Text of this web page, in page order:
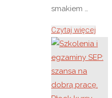
smakiem …
Czytaj więcej
kawa
–